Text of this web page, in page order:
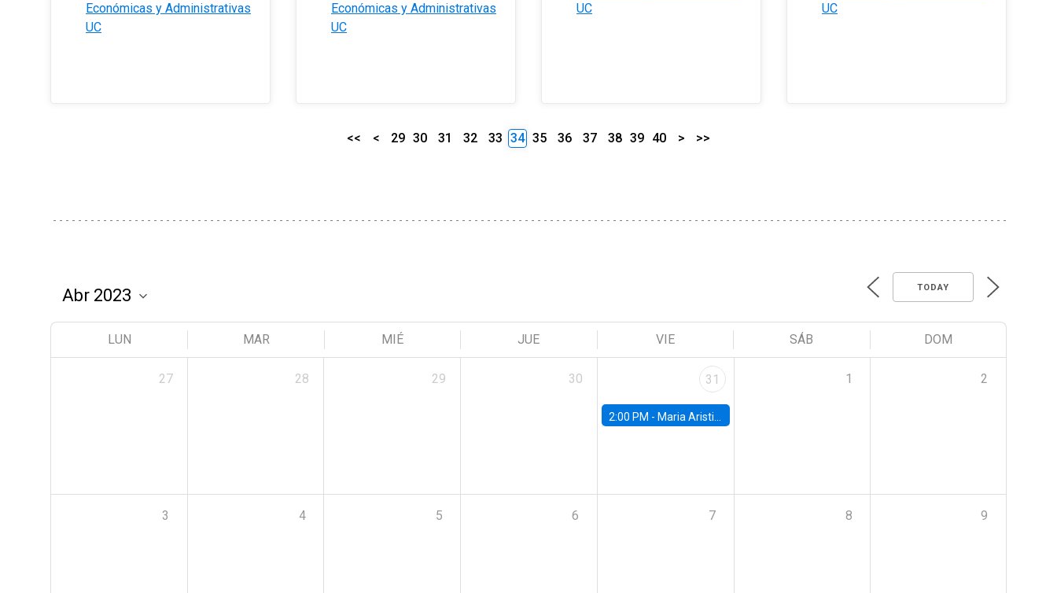
Económicas y Administrativas
UC
Económicas y Administrativas
UC
UC
UC
<< < 29 30 31 32 33 34 35 36 37 38 39 40 > >>
TODAY
LUN MAR MIÉ JUE VIE SÁB DOM
27 28 29 30 31
2:00 PM - Maria Aristizabal-Ramirez, FED Board
1 2
3 4 5 6 7 8 9